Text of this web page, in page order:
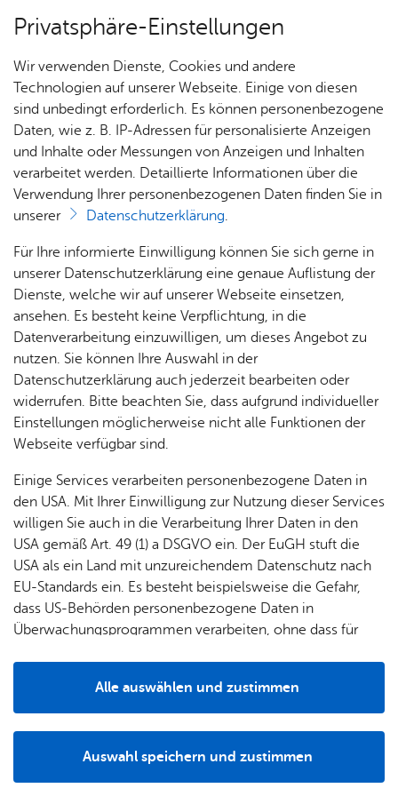
Über­sicht Bür­ger & Stadt
Rat­
haus &
Bür­
ger­
ser­vice
Rat­
häu­ser
& Orts­
ver­
wal­
Ämter
A–Z
Diens
t­leis­
tun­gen
A–Z
For­
Nach­
rich­
ten,
Vi­de­os
& Bil­
der
Me­di­
en­in­
for­ma­
tio­nen
fent­li­
che
Be­
kannt­
ma­
chun­
& TV
Pres­se
Jobs
Stel­
len­an­
ge­bo­te
Aus­bil­
dung &
Stu­di­
um
Bil­
dung
& Be­
treu­
ung
Potz­
be­
treu­
ung
Schu­
len
Bauen
& Um­
welt
Geo­
da­ten
& 3D-
Stadt­
Bau­
stel­len
& Um­
lei­tun­
Um­
welt &
Kli­ma­
Sa­nie­
ren &
bi­li­en
Stadt­
Ge­
sund­
heit &
kum
Ärzte &
Apo­
Fa­mi­lie
& Kin­
der
Se­nio­
ren
Woh­
nen
re­frei
Pfle­ge
& Un­
ter­stüt­
zung
Alle Nach­rich­ten
Vor­le­sen
Diens­tag, 09. De­zem­ber 2025
Ka­te­go­rie:Fisch­bach,Me­di­en­in­for­ma­tio­nen
schaft Ai­lin­gen ,Ort­schaft Et­ten­kirch ,Ort­schaft
Kluft­ern,Ort­schaft Ra­de­rach,Stadt­pla­nung & Stadt­
ent­wick­lung
Sanierung des
Zukunftsquartiers
Fallenbrunnen
Der Gemeinderat der Stadt Friedrichshafen hat in
städtebaulichen Erneuerung des künftigen
„Zukunftsquartiers Fallenbrunnen“ als
Sanierungsgebiet zugestimmt.
Privatsphäre-Einstellungen
Wir verwenden Dienste, Cookies und andere
Technologien auf unserer Webseite. Einige von diesen
sind unbedingt erforderlich. Es können personenbezogene
Daten, wie z. B. IP-Adressen für personalisierte Anzeigen
und Inhalte oder Messungen von Anzeigen und Inhalten
verarbeitet werden. Detaillierte Informationen über die
Verwendung Ihrer personenbezogenen Daten finden Sie in
unserer
Datenschutzerklärung.
Für Ihre informierte Einwilligung können Sie sich gerne in
unserer Datenschutzerklärung eine genaue Auflistung der
Dienste, welche wir auf unserer Webseite einsetzen,
ansehen. Es besteht keine Verpflichtung, in die
Datenverarbeitung einzuwilligen, um dieses Angebot zu
nutzen. Sie können Ihre Auswahl in der
Datenschutzerklärung auch jederzeit bearbeiten oder
widerrufen. Bitte beachten Sie, dass aufgrund individueller
Einstellungen möglicherweise nicht alle Funktionen der
Webseite verfügbar sind.
Einige Services verarbeiten personenbezogene Daten in
den USA. Mit Ihrer Einwilligung zur Nutzung dieser Services
willigen Sie auch in die Verarbeitung Ihrer Daten in den
USA gemäß Art. 49 (1) a DSGVO ein. Der EuGH stuft die
USA als ein Land mit unzureichendem Datenschutz nach
EU-Standards ein. Es besteht beispielsweise die Gefahr,
dass US-Behörden personenbezogene Daten in
Überwachungsprogrammen verarbeiten, ohne dass für
Auswahl speichern und zustimmen
Alle auswählen und zustimmen